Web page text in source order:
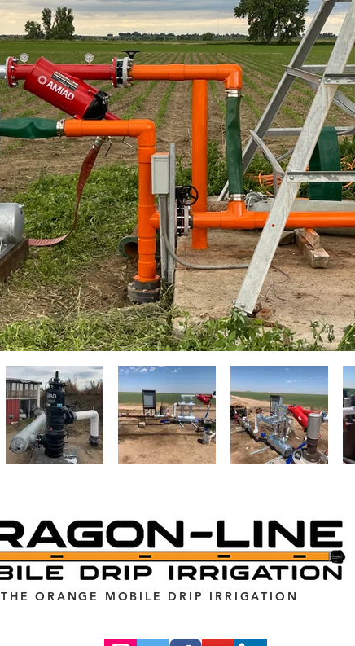
THE ORANGE MOBILE DRIP IRRIGATION